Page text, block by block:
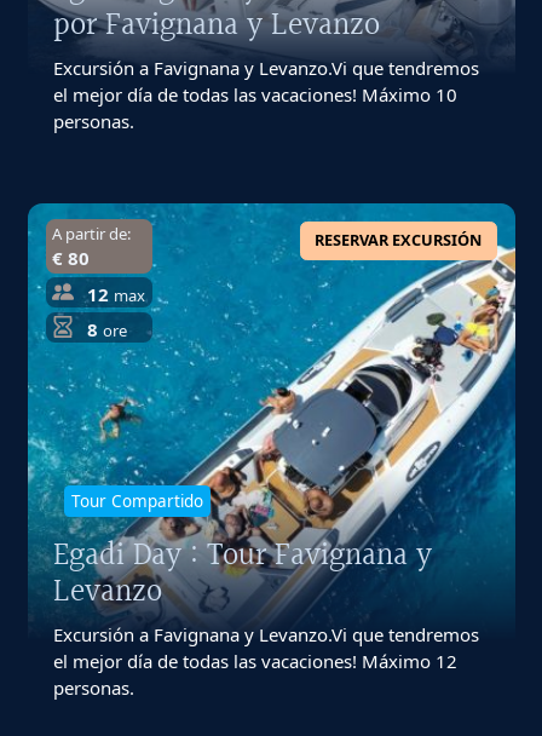
por Favignana y Levanzo
Excursión a Favignana y Levanzo.Vi que tendremos
el mejor día de todas las vacaciones! Máximo 10
personas.
RESERVAR EXCURSIÓN
A partir de:
€ 80
12 max
8 ore
Tour Compartido
Egadi Day : Tour Favignana y
Levanzo
Excursión a Favignana y Levanzo.Vi que tendremos
el mejor día de todas las vacaciones! Máximo 12
personas.